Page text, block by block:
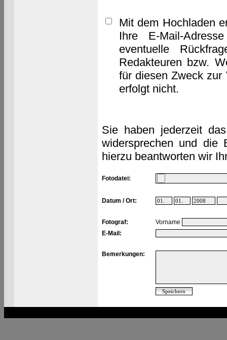
Mit dem Hochladen
Ihre E-Mail-
eventuelle
Redakteuren bzw.
für diesen Zweck zur
erfolgt nicht.
Sie haben jederzeit
widersprechen und die
hierzu beantworten wir
Fotodatei:
Datum / Ort:
Fotograf:
Vorname
E-Mail:
Bemerkungen: